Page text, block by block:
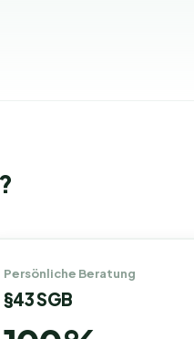
Persönliche Beratung
§43 SGB